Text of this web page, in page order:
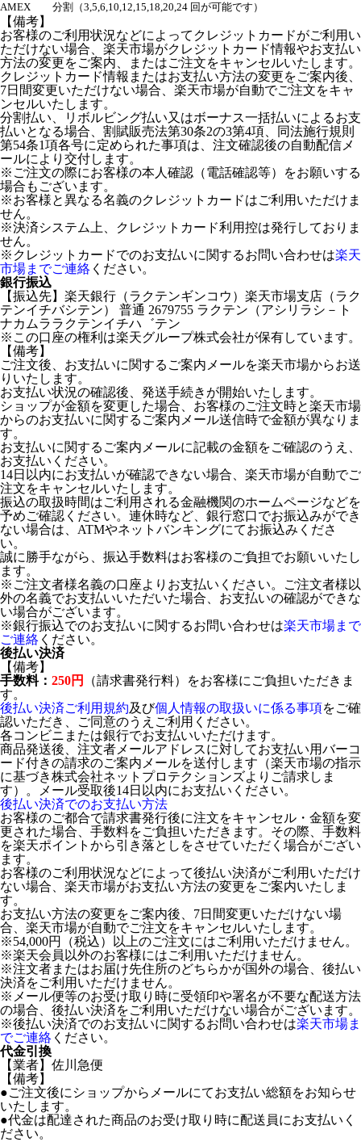
AMEX
分割（3,5,6,10,12,15,18,20,24 回が可能です）
【備考】
お客様のご利用状況などによってクレジットカードがご利用い
ただけない場合、楽天市場がクレジットカード情報やお支払い
方法の変更をご案内、またはご注文をキャンセルいたします。
クレジットカード情報またはお支払い方法の変更をご案内後、
7日間変更いただけない場合、楽天市場が自動でご注文をキャ
ンセルいたします。
分割払い、リボルビング払い又はボーナス一括払いによるお支
払いとなる場合、割賦販売法第30条2の3第4項、同法施行規則
第54条1項各号に定められた事項は、注文確認後の自動配信メ
ールにより交付します。
※ご注文の際にお客様の本人確認（電話確認等）をお願いする
場合もございます。
※お客様と異なる名義のクレジットカードはご利用いただけま
せん。
※決済システム上、クレジットカード利用控は発行しておりま
せん。
※クレジットカードでのお支払いに関するお問い合わせは楽天
市場までご連絡 ください。
銀行振込
【振込先】楽天銀行（ラクテンギンコウ）楽天市場支店（ラク
テンイチバシテン） 普通 2679755 ラクテン（アシリラシ－ト
ナカムララクテンイチハ゛テン
※この口座の権利は楽天グループ株式会社が保有しています。
【備考】
ご注文後、お支払いに関するご案内メールを楽天市場からお送
りいたします。
お支払い状況の確認後、発送手続きが開始いたします。
ショップが金額を変更した場合、お客様のご注文時と楽天市場
からのお支払いに関するご案内メール送信時で金額が異なりま
す。
お支払いに関するご案内メールに記載の金額をご確認のうえ、
お支払いください。
14日以内にお支払いが確認できない場合、楽天市場が自動でご
注文をキャンセルいたします。
振込の取扱時間はご利用される金融機関のホームページなどを
予めご確認ください。連休時など、銀行窓口でお振込みができ
ない場合は、ATMやネットバンキングにてお振込みくださ
い。
誠に勝手ながら、振込手数料はお客様のご負担でお願いいたし
ます。
※ご注文者様名義の口座よりお支払いください。ご注文者様以
外の名義でお支払いいただいた場合、お支払いの確認ができな
い場合がございます。
※銀行振込でのお支払いに関するお問い合わせは楽天市場まで
ご連絡 ください。
後払い決済
【備考】
手数料： 250円
（請求書発行料）をお客様にご負担いただきま
す。
後払い決済ご利用規約及び個人情報の取扱いに係る事項をご確
認いただき、ご同意のうえご利用ください。
各コンビニまたは銀行でお支払いいただけます。
商品発送後、注文者メールアドレスに対してお支払い用バーコ
ード付きの請求のご案内メールを送付します（楽天市場の指示
に基づき株式会社ネットプロテクションズよりご請求しま
す）。メール受取後14日以内にお支払いください。
後払い決済でのお支払い方法
お客様のご都合で請求書発行後に注文をキャンセル・金額を変
更された場合、手数料をご負担いただきます。その際、手数料
を楽天ポイントから引き落としをさせていただく場合がござい
ます。
お客様のご利用状況などによって後払い決済がご利用いただけ
ない場合、楽天市場がお支払い方法の変更をご案内いたしま
す。
お支払い方法の変更をご案内後、7日間変更いただけない場
合、楽天市場が自動でご注文をキャンセルいたします。
※54,000円（税込）以上のご注文にはご利用いただけません。
※楽天会員以外のお客様にはご利用いただけません。
※注文者またはお届け先住所のどちらかが国外の場合、後払い
決済をご利用いただけません。
※メール便等のお受け取り時に受領印や署名が不要な配送方法
の場合、後払い決済をご利用いただけない場合がございます。
※後払い決済でのお支払いに関するお問い合わせは楽天市場ま
でご連絡 ください。
代金引換
【業者】佐川急便
【備考】
●ご注文後にショップからメールにてお支払い総額をお知らせ
いたします。
●代金は配達された商品のお受け取り時に配送員にお支払いく
ださい。